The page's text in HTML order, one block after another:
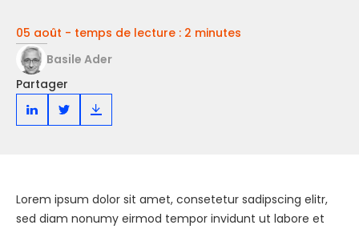
05 août - temps de lecture : 2 minutes
Basile Ader
Partager
Lorem ipsum dolor sit amet, consetetur sadipscing elitr,
sed diam nonumy eirmod tempor invidunt ut labore et